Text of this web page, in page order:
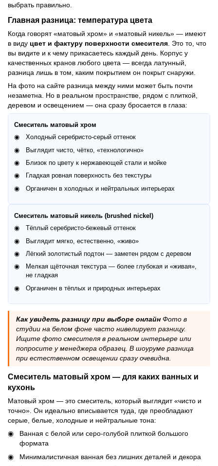
выбрать правильно.
Главная разница: температура цвета
Когда говорят «матовый хром» и «матовый никель» — имеют
в виду цвет и фактуру поверхности смесителя . Это то, что
вы видите и к чему прикасаетесь каждый день. Корпус у
качественных кранов любого цвета — всегда латунный,
разница лишь в том, каким покрытием он покрыт снаружи.
На фото на сайте разница между ними может быть почти
незаметна. Но в реальном пространстве, рядом с плиткой,
деревом и освещением — она сразу бросается в глаза:
Смеситель матовый хром
Холодный серебристо-серый оттенок
Выглядит чисто, чётко, «технологично»
Близок по цвету к нержавеющей стали и мойке
Гладкая ровная поверхность без текстуры
Органичен в холодных и нейтральных интерьерах
Смеситель матовый никель (brushed nickel)
Тёплый серебристо-бежевый оттенок
Выглядит мягко, естественно, «живо»
Лёгкий золотистый подтон — заметен рядом с деревом
Мелкая щёточная текстура — более глубокая и «живая»,
не гладкая
Органичен в тёплых и природных интерьерах
Как увидеть разницу при выборе онлайн Фото в
студии на белом фоне часто нивелирует разницу.
Ищите фото смесителя в реальном интерьере или
попросите у менеджера образец. В шоуруме разница
при естественном освещении сразу очевидна.
Смеситель матовый хром — для каких ванных и
кухонь
Матовый хром — это смеситель, который выглядит «чисто и
точно». Он идеально вписывается туда, где преобладают
серые, белые, холодные и нейтральные тона:
Ванная с белой или серо-голубой плиткой большого
формата
Минималистичная ванная без лишних деталей и декора